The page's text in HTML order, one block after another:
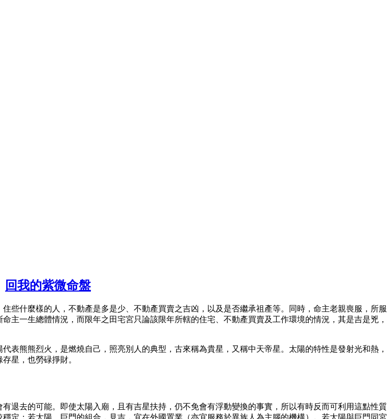
回我的紫微命盤
些什麼樣的人，不動產是多是少、不動產買賣之吉凶，以及是否繼承祖產等。同時，命主老親喪服，所服
主一生總體情況，而限年之田宅宮只論該限年所轄的住宅、不動產買賣及工作環境的情況，其是吉是兇，
表熊熊烈火，是燃燒自己，照亮別人的典型，古來稱為貴星，又稱中天帝星。太陽的特性是發射光和熱，
星，也勞碌掙財。
退去的可能。即使太陽入廟，且有吉星扶持，仍不免會有浮動變換的事實，所以有時反而可利用這點性質